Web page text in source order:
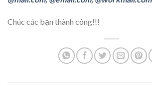
Chúc các bạn thành công!!!